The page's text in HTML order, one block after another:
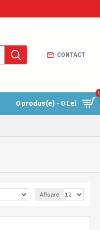
CONTACT
0 produs(e) - 0 Lei
Afisare